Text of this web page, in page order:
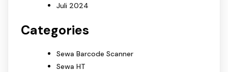
Juli 2024
Categories
Sewa Barcode Scanner
Sewa HT